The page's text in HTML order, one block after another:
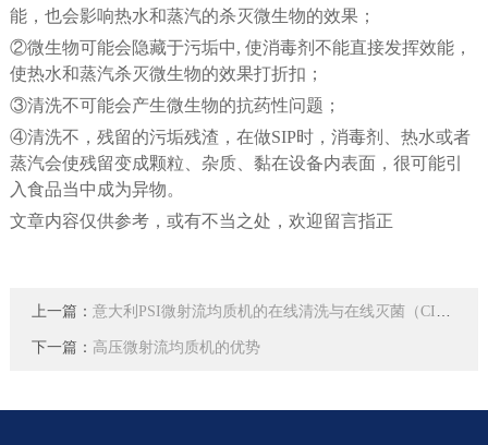
能，也会影响热水和蒸汽的杀灭微生物的效果；
②微生物可能会隐藏于污垢中, 使消毒剂不能直接发挥效能，
使热水和蒸汽杀灭微生物的效果打折扣；
③清洗不可能会产生微生物的抗药性问题；
④清洗不，残留的污垢残渣，在做SIP时，消毒剂、热水或者
蒸汽会使残留变成颗粒、杂质、黏在设备内表面，很可能引
入食品当中成为异物。
文章内容仅供参考，或有不当之处，欢迎留言指正
上一篇： 意大利PSI微射流均质机的在线清洗与在线灭菌（CIP、SIP）
下一篇： 高压微射流均质机的优势